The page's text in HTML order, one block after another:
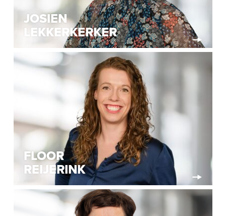
JOSIEN
LEKKERKERKER
FLOOR
REIJERINK